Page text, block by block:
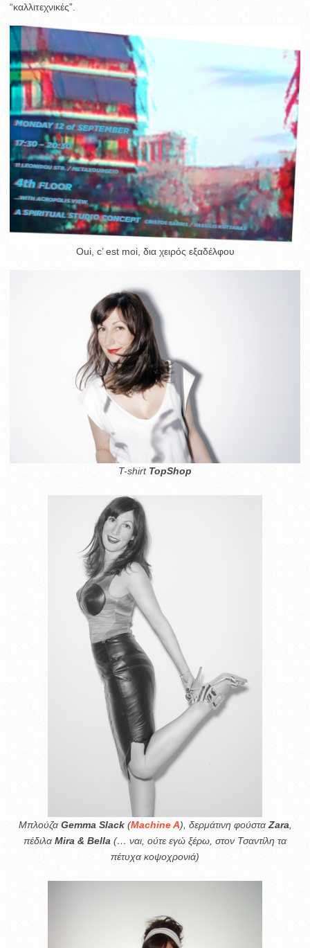
“καλλιτεχνικές”.
Oui, c’ est moi, δια χειρός εξαδέλφου
T-shirt TopShop
Μπλούζα Gemma Slack(Machine A), δερμάτινη φούσταZara,
πέδιλαMira & Bella (… ναι, ούτε εγώ ξέρω, στον Τσαντίλη τα
πέτυχα κοψοχρονιά)